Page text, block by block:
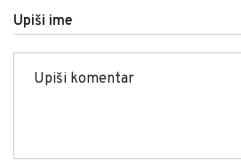
Upiši ime